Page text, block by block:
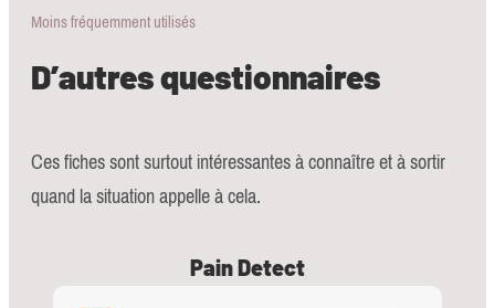
Moins fréquemment utilisés
D’autres questionnaires
Ces fiches sont surtout intéressantes à connaître et à sortir
quand la situation appelle à cela.
Pain Detect